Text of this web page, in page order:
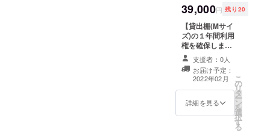
在設計中、若干
の変動あり） ・
2月分の棚の利用
料は無料です。
以降は月額１
３，２００円
（税込）がかか
ります
お名前をご記入
ください ■貸出
棚利用権（２月
分無料） 【注意
事項】 ・販売ス
ペースは縦１２
０㎝×幅４０㎝✕
奥行４２cm（現
在設計中、若干
の変動あり） ・
2月分の棚の利用
料は無料です。
39,000円 残り20
【貸出棚(Mサイ
ズ)の１年間利用
権を確保しま
す！】 ※Bプラン
(販売手数料
25％)適用。詳し
くは本文中の『●
共有ルール・ご
利用方法』を参
支援者：0人
お届け予定：
2022年02月
詳細を見る
こ
の
リ
タ
ー
ン
を
選
択
す
る